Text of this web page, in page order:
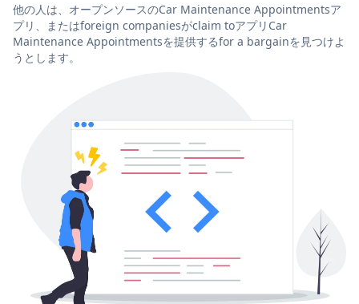
他の人は、オープンソースのCar Maintenance Appointmentsア
プリ、またはforeign companiesがclaim toアプリCar
Maintenance Appointmentsを提供するfor a bargainを見つけよ
うとします。